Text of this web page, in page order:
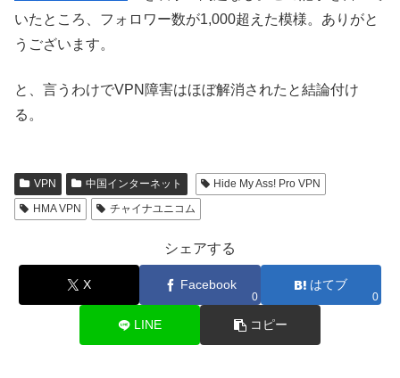
いたところ、フォロワー数が1,000超えた模様。ありがと
うございます。
と、言うわけでVPN障害はほぼ解消されたと結論付け
る。
VPN 中国インターネット
Hide My Ass! Pro VPN
HMA VPN
チャイナユニコム
シェアする
X Facebook
0
はてブ
0
LINE コピー